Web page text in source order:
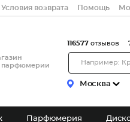
Условия возврата Помощь
парфюмерии
Москва
116577 отзывов
Парфюмерия